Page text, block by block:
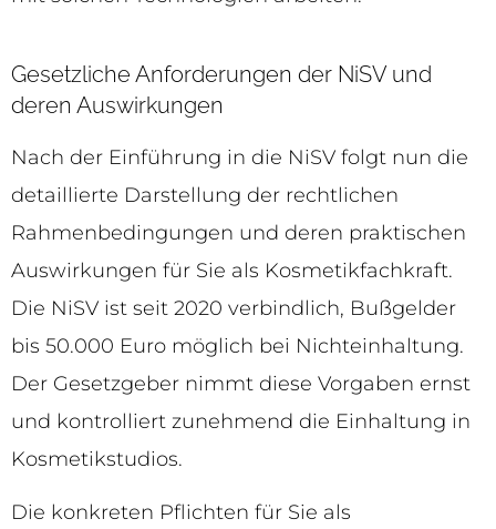
Gesetzliche Anforderungen der NiSV und
deren Auswirkungen
Nach der Einführung in die NiSV folgt nun die
detaillierte Darstellung der rechtlichen
Rahmenbedingungen und deren praktischen
Auswirkungen für Sie als Kosmetikfachkraft.
Die NiSV ist seit 2020 verbindlich, Bußgelder
bis 50.000 Euro möglich bei Nichteinhaltung.
Der Gesetzgeber nimmt diese Vorgaben ernst
und kontrolliert zunehmend die Einhaltung in
Kosmetikstudios.
Die konkreten Pflichten für Sie als